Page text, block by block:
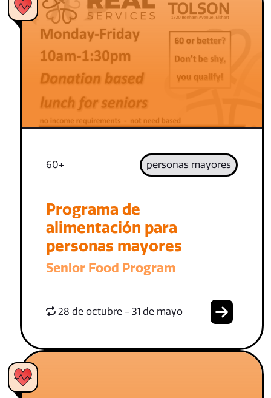
60+ personas mayores
Programa de
alimentación para
personas mayores
Senior Food Program
28 de octubre - 31 de mayo